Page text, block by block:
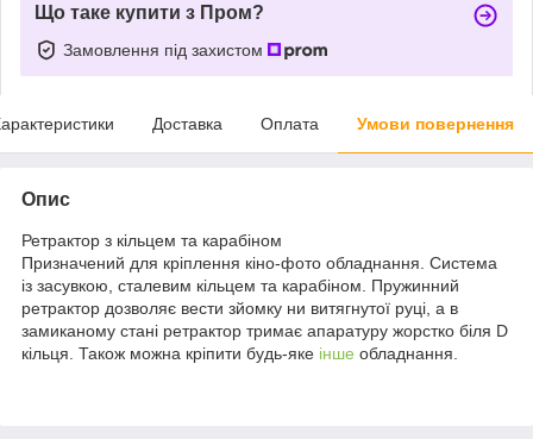
Що таке купити з Пром?
Замовлення під захистом
Доставка Оплата Умови повернення
Опис
Ретрактор з кільцем та карабіном
Призначений для кріплення кіно-фото обладнання. Система
із засувкою, сталевим кільцем та карабіном. Пружинний
ретрактор дозволяє вести зйомку ни витягнутої руці, а в
замиканому стані ретрактор тримає апаратуру жорстко біля D
кільця. Також можна кріпити будь-яке інше обладнання.